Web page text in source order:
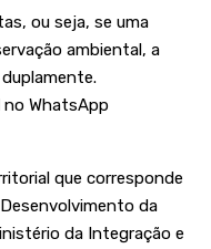
ou seja, se uma
ambiental, a
no WhatsApp
que corresponde
da
da Integração e